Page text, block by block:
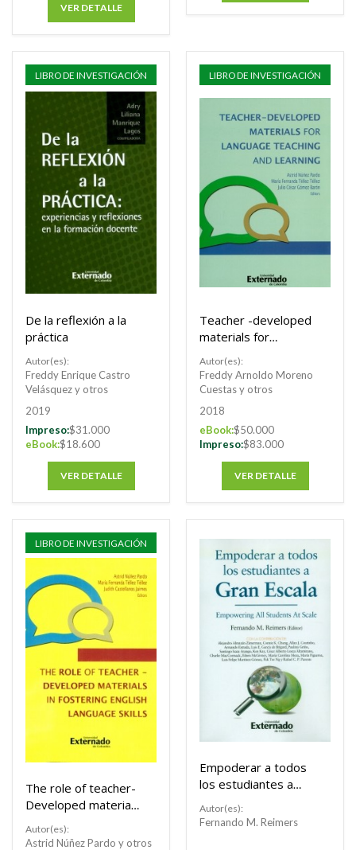
VER DETALLE
LIBRO DE INVESTIGACIÓN
De la reflexión a la
práctica
Autor(es):
Freddy Enrique Castro
Velásquez y otros
2019
Impreso:$31.000
eBook:$18.600
VER DETALLE
LIBRO DE INVESTIGACIÓN
Teacher -developed
materials for
and learning
Autor(es):
Freddy Arnoldo Moreno
Cuestas y otros
2018
eBook:$50.000
Impreso:$83.000
VER DETALLE
LIBRO DE INVESTIGACIÓN
The role of teacher-
Developed materials
language skills
Autor(es):
Astrid Núñez Pardo y otros
Empoderar a todos
los estudiantes a
gran escala
Autor(es):
Fernando M. Reimers